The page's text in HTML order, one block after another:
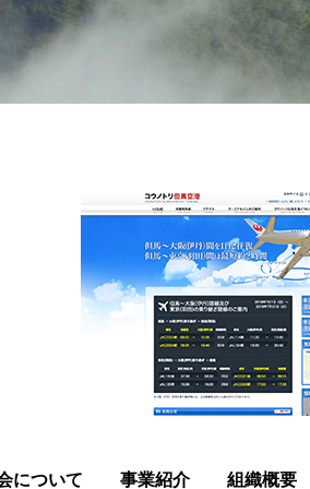
について 事業紹介 組織概要